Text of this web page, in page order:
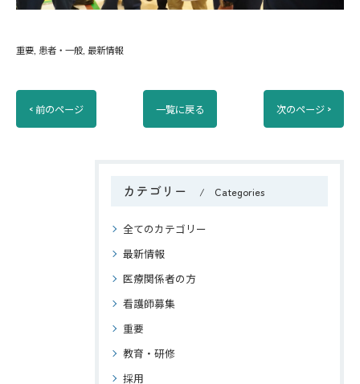
重要 患者・一般 最新情報
< 前のページ 一覧に戻る 次のページ >
カテゴリー Categories
全てのカテゴリー
最新情報
医療関係者の方
看護師募集
重要
教育・研修
採用